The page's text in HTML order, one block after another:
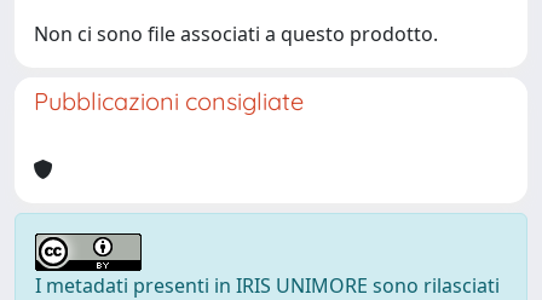
Non ci sono file associati a questo prodotto.
Pubblicazioni consigliate
I metadati presenti in IRIS UNIMORE sono rilasciati